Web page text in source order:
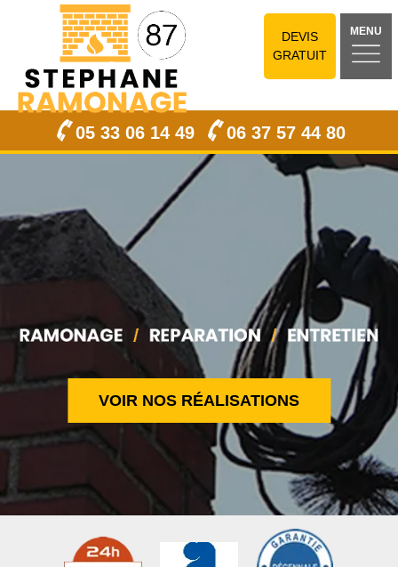
DEVIS
GRATUIT
MENU
05 33 06 14 49 06 37 57 44 80
VOIR NOS RÉALISATIONS